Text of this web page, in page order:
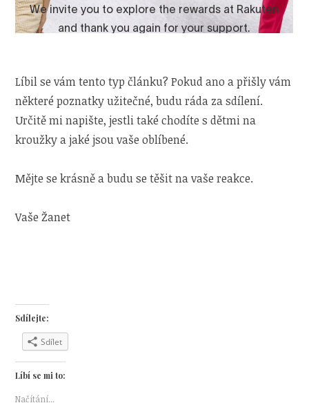
Líbil se vám tento typ článku? Pokud ano a přišly vám
některé poznatky užitečné, budu ráda za sdílení.
Určitě mi napište, jestli také chodíte s dětmi na
kroužky a jaké jsou vaše oblíbené.
Mějte se krásně a budu se těšit na vaše reakce.
Vaše Žanet
Sdílejte:
Sdílet
Líbí se mi to:
Načítání...